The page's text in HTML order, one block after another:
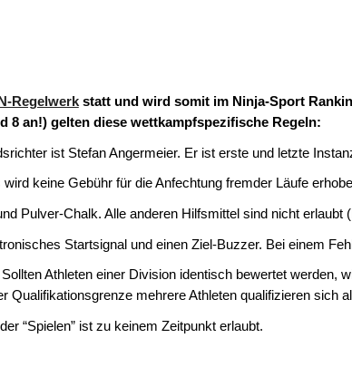
Regelwerkstatt und wird somit im Ninja-Sport
8 an!) gelten diese wettkampfspezifische Regeln:
ist Stefan Angermeier. Er ist erste und letzte
keine Gebühr für die Anfechtung fremder Läufe
Pulver-Chalk. Alle anderen Hilfsmittel sind nicht erlaubt
Startsignal und einen Ziel-Buzzer. Bei einem
Athleten einer Division identisch bewertet werden,
Qualifikationsgrenze mehrere Athleten qualifizieren sich
“Spielen” ist zu keinem Zeitpunkt erlaubt.